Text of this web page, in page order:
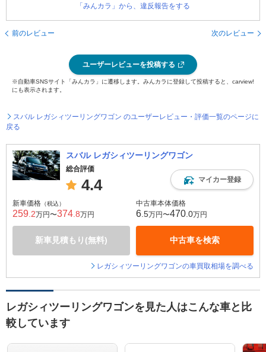
「みんカラ」から、違反報告をする
前のレビュー 次のレビュー
ユーザーレビューを投稿する
※自動車SNSサイト「みんカラ」に遷移します。みんカラに登録して投稿すると、carview!
にも表示されます。
スバル レガシィツーリングワゴン のユーザーレビュー・評価一覧のページに
戻る
スバル レガシィツーリングワゴン
総合評価
4.4 マイカー登録
新車価格 （税込）
259 .2万円〜374 .8万円
新車見積もり(無料)
中古車本体価格
6 .5万円〜470 .0万円
中古車を検索
レガシィツーリングワゴンの車買取相場を調べる
レガシィツーリングワゴンを見た人はこんな車と比
較しています